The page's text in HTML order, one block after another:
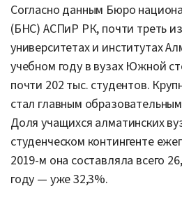
Согласно данным Бюро
(БНС) АСПиР РК, почти треть из
университетах и институтах
учебном году в вузах Южной
почти 202 тыс. студентов.
стал главным
Доля учащихся алматинских
студенческом контингенте
2019-м она составляла всего
году — уже 32,3%.